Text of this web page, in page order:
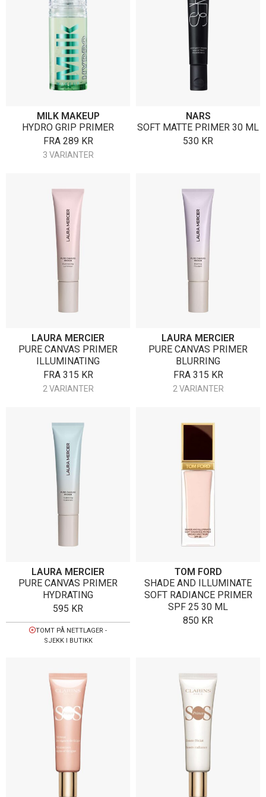
MILK MAKEUP
HYDRO GRIP PRIMER
FRA 289 KR
3 VARIANTER
NARS
SOFT MATTE PRIMER 30 ML
530 KR
LAURA MERCIER
PURE CANVAS PRIMER
ILLUMINATING
FRA 315 KR
2 VARIANTER
LAURA MERCIER
PURE CANVAS PRIMER
BLURRING
FRA 315 KR
2 VARIANTER
LAURA MERCIER
PURE CANVAS PRIMER
HYDRATING
595 KR
TOMT PÅ NETTLAGER -
SJEKK I BUTIKK
TOM FORD
SHADE AND ILLUMINATE
SOFT RADIANCE PRIMER
SPF 25 30 ML
850 KR